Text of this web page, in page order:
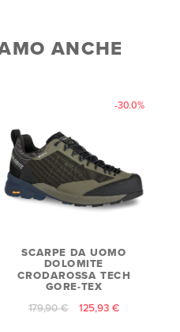
ANCHE
-30.0%
SCARPE DA UOMO
DOLOMITE
CRODAROSSA TECH
GORE-TEX
179,90 €
125,93 €